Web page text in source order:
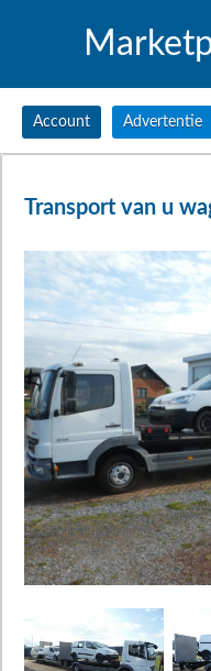
Account Advertentie
Transport van u